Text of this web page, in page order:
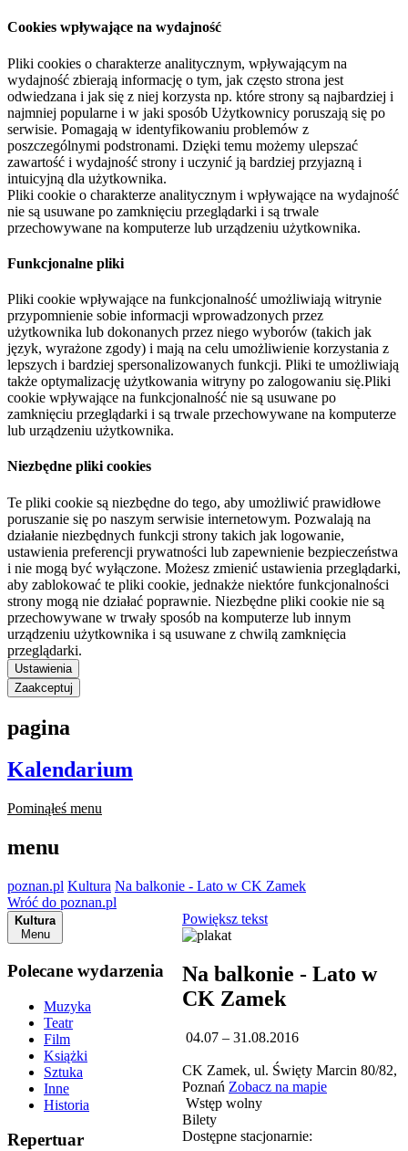
Cookies wpływające na wydajność
Pliki cookies o charakterze analitycznym, wpływającym na
wydajność zbierają informację o tym, jak często strona jest
odwiedzana i jak się z niej korzysta np. które strony są najbardziej i
najmniej popularne i w jaki sposób Użytkownicy poruszają się po
serwisie. Pomagają w identyfikowaniu problemów z
poszczególnymi podstronami. Dzięki temu możemy ulepszać
zawartość i wydajność strony i uczynić ją bardziej przyjazną i
intuicyjną dla użytkownika.
Pliki cookie o charakterze analitycznym i wpływające na wydajność
nie są usuwane po zamknięciu przeglądarki i są trwale
przechowywane na komputerze lub urządzeniu użytkownika.
Funkcjonalne pliki
Pliki cookie wpływające na funkcjonalność umożliwiają witrynie
przypomnienie sobie informacji wprowadzonych przez
użytkownika lub dokonanych przez niego wyborów (takich jak
język, wyrażone zgody) i mają na celu umożliwienie korzystania z
lepszych i bardziej spersonalizowanych funkcji. Pliki te umożliwiają
także optymalizację użytkowania witryny po zalogowaniu się.Pliki
cookie wpływające na funkcjonalność nie są usuwane po
zamknięciu przeglądarki i są trwale przechowywane na komputerze
lub urządzeniu użytkownika.
Niezbędne pliki cookies
Te pliki cookie są niezbędne do tego, aby umożliwić prawidłowe
poruszanie się po naszym serwisie internetowym. Pozwalają na
działanie niezbędnych funkcji strony takich jak logowanie,
ustawienia preferencji prywatności lub zapewnienie bezpieczeństwa
i nie mogą być wyłączone. Możesz zmienić ustawienia przeglądarki,
aby zablokować te pliki cookie, jednakże niektóre funkcjonalności
strony mogą nie działać poprawnie. Niezbędne pliki cookie nie są
przechowywane w trwały sposób na komputerze lub innym
urządzeniu użytkownika i są usuwane z chwilą zamknięcia
przeglądarki.
Ustawienia
Zaakceptuj
pagina
Kalendarium
Pominąłeś menu
menu
poznan.pl Kultura Na balkonie - Lato w CK Zamek
Wróć do poznan.pl
Kultura
Menu
Polecane wydarzenia
Muzyka
Teatr
Film
Książki
Sztuka
Inne
Historia
Repertuar
Powiększ tekst
Na balkonie - Lato w
CK Zamek
04.07 – 31.08.2016
CK Zamek, ul. Święty Marcin 80/82,
Poznań Zobacz na mapie
Wstęp wolny
Bilety
Dostępne stacjonarnie: